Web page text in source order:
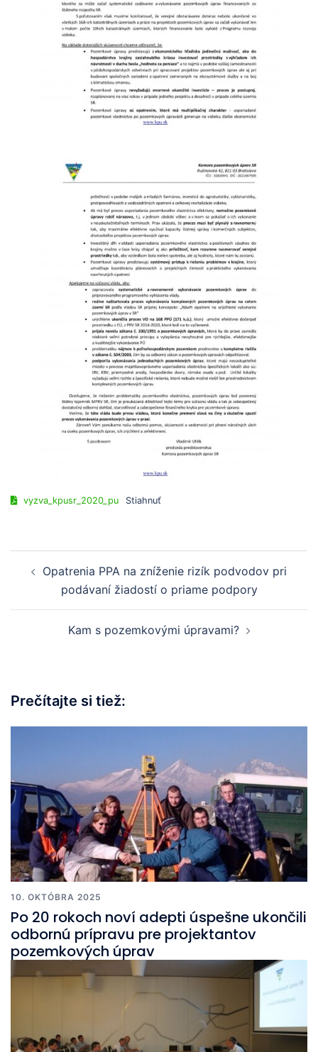
vyzva_kpusr_2020_pu Stiahnuť
Opatrenia PPA na zníženie rizík podvodov pri
podávaní žiadostí o priame podpory
Kam s pozemkovými úpravami?
Prečítajte si tiež:
10. OKTÓBRA 2025
Po 20 rokoch noví adepti úspešne ukončili
odbornú prípravu pre projektantov
pozemkových úprav